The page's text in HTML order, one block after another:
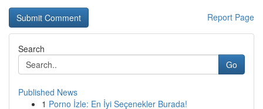
Report Page
Search
Go
Published News
1 Porno İzle: En İyi Seçenekler Burada!